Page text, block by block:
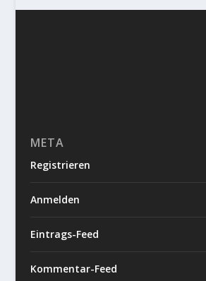
META
Registrieren
Anmelden
Eintrags-Feed
Kommentar-Feed